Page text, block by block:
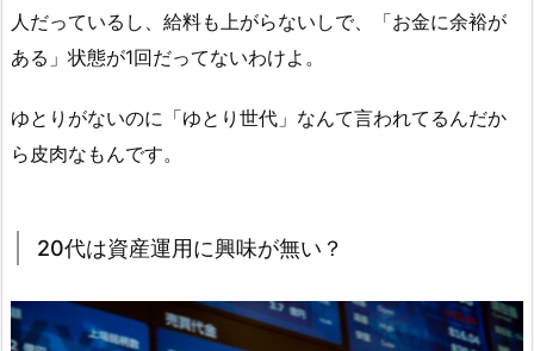
人だっているし、給料も上がらないしで、「お金に余裕が
ある」状態が1回だってないわけよ。
ゆとりがないのに「ゆとり世代」なんて言われてるんだか
ら皮肉なもんです。
20代は資産運用に興味が無い？